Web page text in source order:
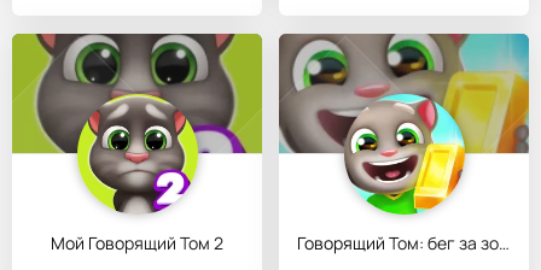
Мой Говорящий Том 2 Говорящий Том: бег за золотом